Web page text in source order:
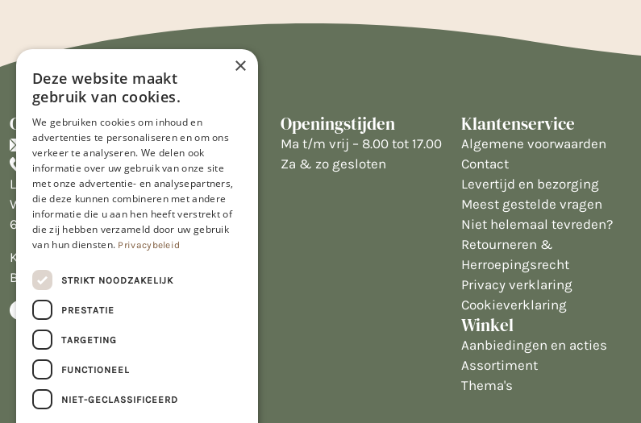
Contact
info@limburgsbakwinkeltje.nl
+31455226693
Limburgs Bakwinkeltje
Wijngaardsweg 16
6412 PJ Heerlen
KVK 14069470
BTW NL809913914.B01
Openingstijden
Ma t/m vrij – 8.00 tot 17.00
Za & zo gesloten
Klantenservice
Algemene voorwaarden
Contact
Levertijd en bezorging
Meest gestelde vragen
Niet helemaal tevreden?
Retourneren &
Herroepingsrecht
Privacy verklaring
Cookieverklaring
Winkel
Aanbiedingen en acties
Assortiment
Thema's
×
Deze website maakt
gebruik van cookies.
We gebruiken cookies om inhoud en
advertenties te personaliseren en om ons
verkeer te analyseren. We delen ook
informatie over uw gebruik van onze site
met onze advertentie- en analysepartners,
die deze kunnen combineren met andere
informatie die u aan hen heeft verstrekt of
die zij hebben verzameld door uw gebruik
van hun diensten. Privacybeleid
STRIKT NOODZAKELIJK
PRESTATIE
TARGETING
FUNCTIONEEL
NIET-GECLASSIFICEERD